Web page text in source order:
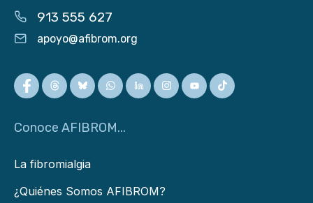
913 555 627
apoyo@afibrom.org
Conoce AFIBROM...
La fibromialgia
¿Quiénes Somos AFIBROM?